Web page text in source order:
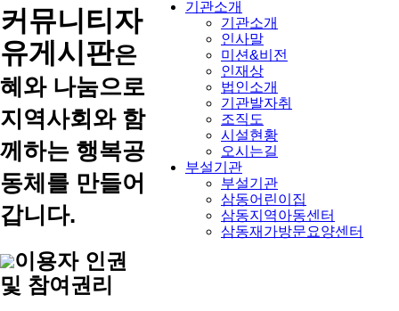
기관소개
기관소개
인사말
미션&비전
인재상
법인소개
기관발자취
조직도
시설현황
오시는길
부설기관
부설기관
삼동어린이집
삼동지역아동센터
삼동재가방문요양센터
커뮤니티자
유게시판은
혜와 나눔으로
지역사회와 함
께하는 행복공
동체를 만들어
갑니다.
이용자 인권
및 참여권리